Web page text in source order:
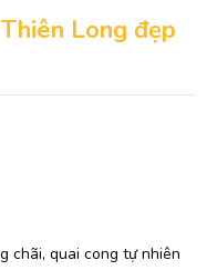
Long đẹp
chãi, quai cong tự nhiên